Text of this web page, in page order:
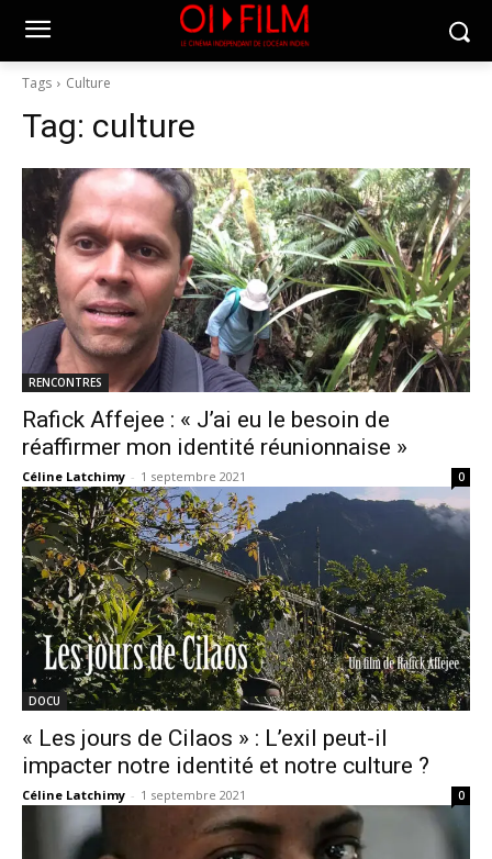
Tags Culture
Tag: culture
RENCONTRES
Rafick Affejee : « J’ai eu le besoin de
réaffirmer mon identité réunionnaise »
Céline Latchimy - 1 septembre 2021 0
DOCU
« Les jours de Cilaos » : L’exil peut-il
impacter notre identité et notre culture ?
Céline Latchimy - 1 septembre 2021 0